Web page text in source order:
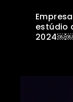
estúdio
2024￼￼